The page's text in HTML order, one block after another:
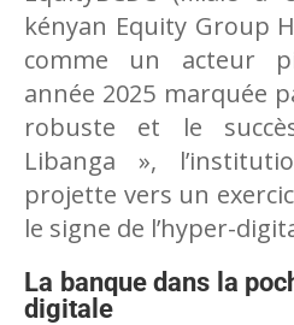
kényan Equity Group
comme un acteur
année 2025 marquée
robuste et le
Libanga »,
projette vers un
le signe de l’hyper-
La banque dans la
digitale